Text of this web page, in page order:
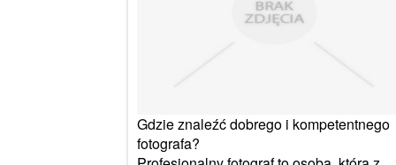
Gdzie znaleźć dobrego i kompetentnego
fotografa?